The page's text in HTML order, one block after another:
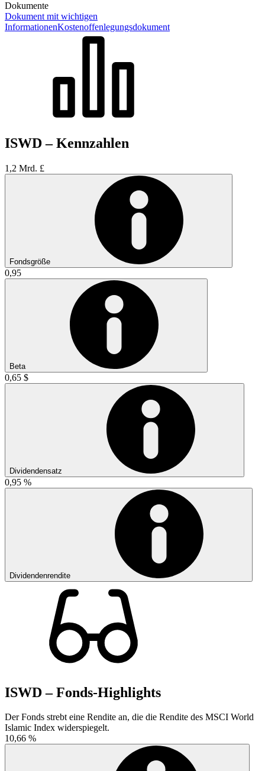
Dokumente
Dokument mit wichtigen
InformationenKostenoffenlegungsdokument
ISWD – Kennzahlen
1,2 Mrd. £
Fondsgröße
0,95
Beta
0,65 $
Dividendensatz
0,95 %
Dividendenrendite
ISWD – Fonds-Highlights
Der Fonds strebt eine Rendite an, die die Rendite des MSCI World
Islamic Index widerspiegelt.
10,66 %